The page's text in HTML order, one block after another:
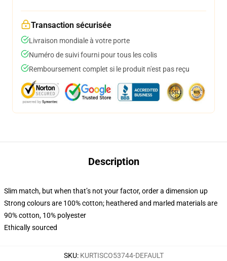
Transaction sécurisée
Livraison mondiale à votre porte
Numéro de suivi fourni pour tous les colis
Remboursement complet si le produit n'est pas reçu
Description
Slim match, but when that’s not your factor, order a dimension up
Strong colours are 100% cotton; heathered and marled materials are
90% cotton, 10% polyester
Ethically sourced
SKU: KURTISCO53744-DEFAULT